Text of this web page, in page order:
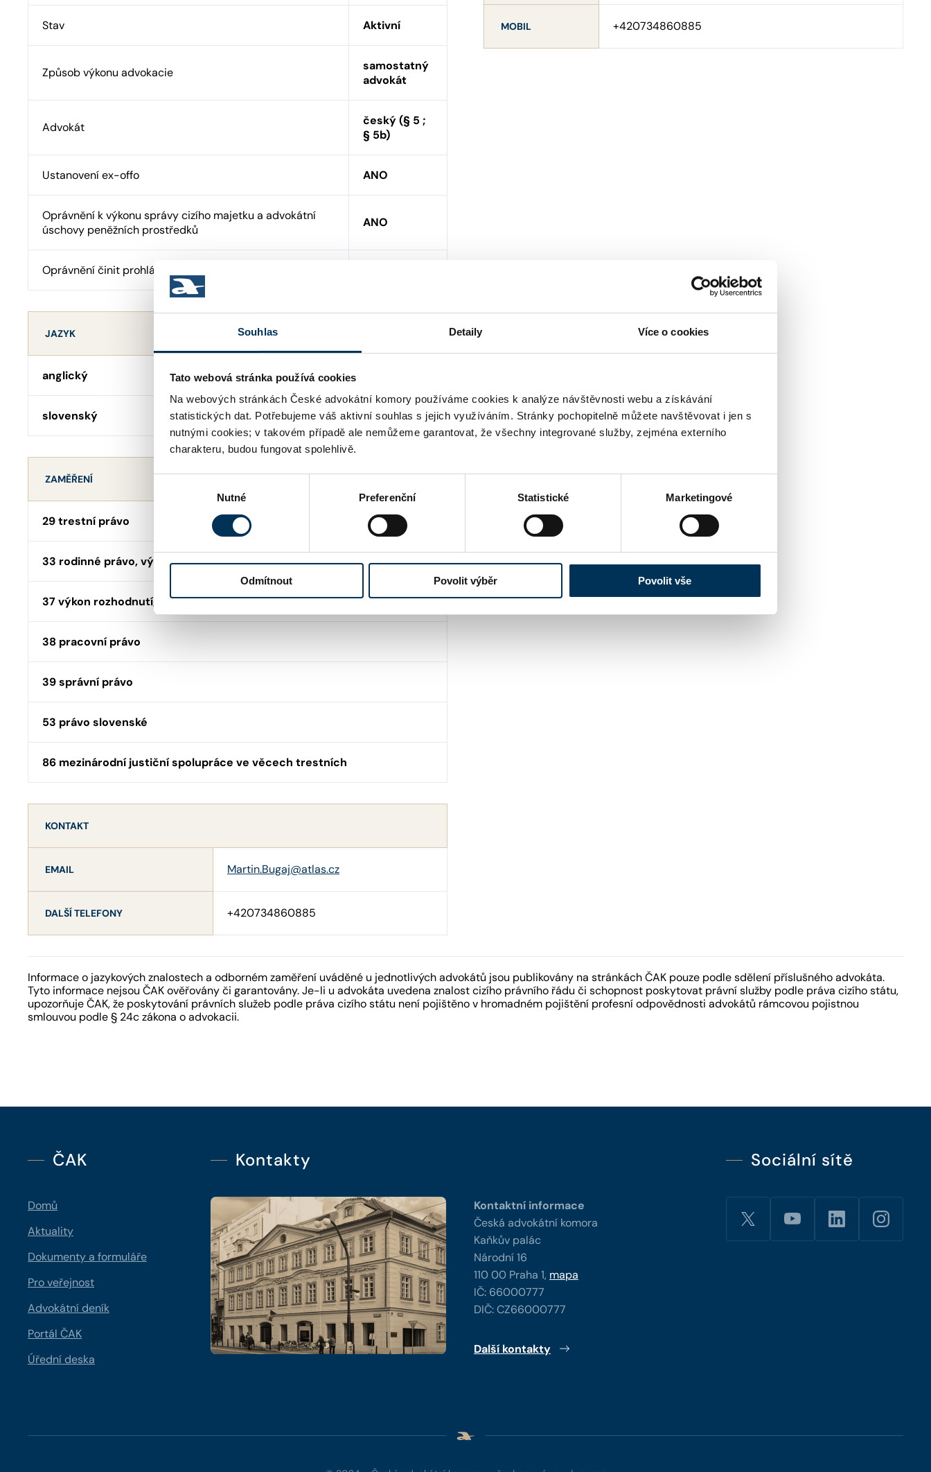
Souhlas Detaily Více o cookies
Tato webová stránka používá cookies
Na webových stránkách České advokátní komory používáme cookies k analýze návštěvnosti webu a získávání
statistických dat. Potřebujeme váš aktivní souhlas s jejich využíváním. Stránky pochopitelně můžete navštěvovat i jen s
nutnými cookies; v takovém případě ale nemůžeme garantovat, že všechny integrované služby, zejména externího
charakteru, budou fungovat spolehlivě.
souhlasu
Nutné Preferenční Statistické Marketingové
Odmítnout Povolit výběr Povolit vše
Stav Aktivní
Způsob výkonu advokacie
samostatný
advokát
Advokát
český (§ 5 ;
§ 5b)
Ustanovení ex-offo ANO
Oprávnění k výkonu správy cizího majetku a advokátní
úschovy peněžních prostředků
ANO
Oprávnění činit prohlášení o pravosti podpisu
JAZYK
anglický
slovenský
ZAMĚŘENÍ
29 trestní právo
33 rodinné právo, výchova, výživné
37 výkon rozhodnutí, exekuce
38 pracovní právo
39 správní právo
53 právo slovenské
86 mezinárodní justiční spolupráce ve věcech trestních
KONTAKT
EMAIL Martin.Bugaj@atlas.cz
DALŠÍ TELEFONY +420734860885
MOBIL +420734860885
Informace o jazykových znalostech a odborném zaměření uváděné u jednotlivých advokátů jsou publikovány na stránkách ČAK pouze podle sdělení příslušného advokáta.
Tyto informace nejsou ČAK ověřovány či garantovány. Je-li u advokáta uvedena znalost cizího právního řádu či schopnost poskytovat právní služby podle práva cizího státu,
upozorňuje ČAK, že poskytování právních služeb podle práva cizího státu není pojištěno v hromadném pojištění profesní odpovědnosti advokátů rámcovou pojistnou
smlouvou podle § 24c zákona o advokacii.
ČAK
Domů
Aktuality
Dokumenty a formuláře
Pro veřejnost
Advokátní deník
Portál ČAK
Úřední deska
Kontakty
Kontaktní informace
Česká advokátní komora
Kaňkův palác
Národní 16
110 00 Praha 1, mapa
IČ: 66000777
DIČ: CZ66000777
Další kontakty
Sociální sítě